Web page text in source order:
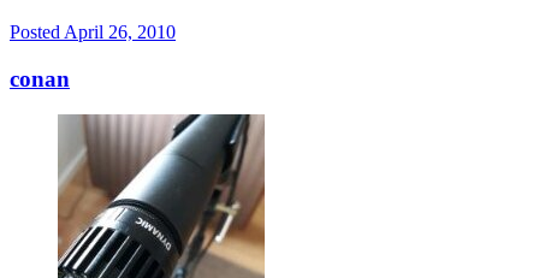
Posted April 26, 2010
conan